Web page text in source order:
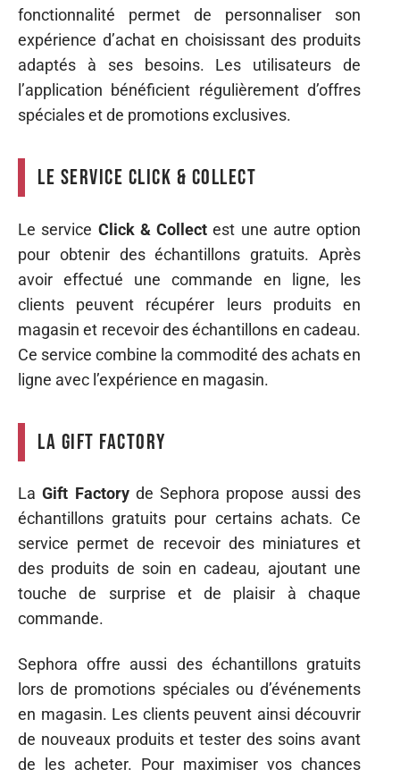
fonctionnalité permet de personnaliser son
expérience d’achat en choisissant des produits
adaptés à ses besoins. Les utilisateurs de
l’application bénéficient régulièrement d’offres
spéciales et de promotions exclusives.
Le service Click & Collect
Le service Click & Collect est une autre option
pour obtenir des échantillons gratuits. Après
avoir effectué une commande en ligne, les
clients peuvent récupérer leurs produits en
magasin et recevoir des échantillons en cadeau.
Ce service combine la commodité des achats en
ligne avec l’expérience en magasin.
La Gift Factory
LaGift Factoryde Sephora propose aussi des
échantillons gratuits pour certains achats. Ce
service permet de recevoir des miniatures et
des produits de soin en cadeau, ajoutant une
touche de surprise et de plaisir à chaque
commande.
Sephora offre aussi des échantillons gratuits
lors de promotions spéciales ou d’événements
en magasin. Les clients peuvent ainsi découvrir
de nouveaux produits et tester des soins avant
de les acheter. Pour maximiser vos chances